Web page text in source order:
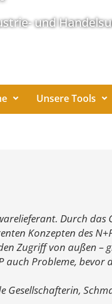
und
Unsere Tools
Durch
Konzepten des
Zugriff von außen –
auch Probleme,